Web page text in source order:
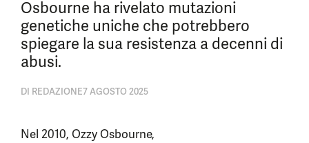
Osbourne ha rivelato mutazioni
genetiche uniche che potrebbero
spiegare la sua resistenza a decenni di
abusi.
DI REDAZIONE7 AGOSTO 2025
Nel 2010, Ozzy Osbourne,